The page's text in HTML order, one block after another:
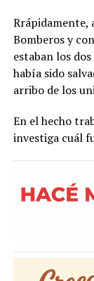
Rrápidamente,
Bomberos y
estaban los
había sido
arribo de los
En el hecho
investiga cuál